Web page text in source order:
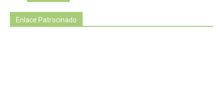
Enlace Patrocinado